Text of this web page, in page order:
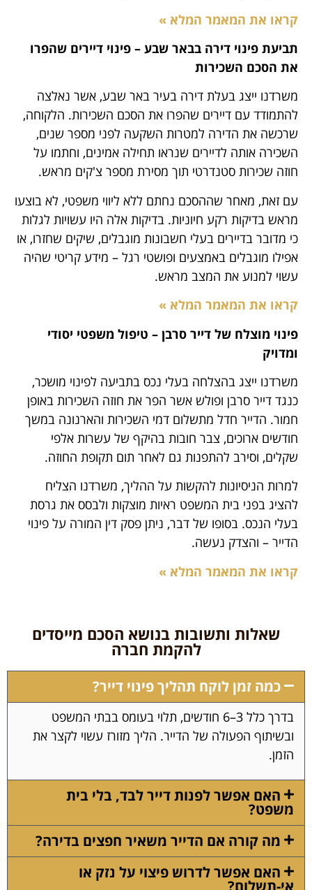
קראו את המאמר המלא »
תביעת פינוי דירה בבאר שבע – פינוי דיירים שהפרו
את הסכם השכירות
משרדנו ייצג בעלת דירה בעיר באר שבע, אשר נאלצה
להתמודד עם דיירים שהפרו את הסכם השכירות. הלקוחה,
שרכשה את הדירה למטרות השקעה לפני מספר שנים,
השכירה אותה לדיירים שנראו תחילה אמינים, וחתמו על
חוזה שכירות סטנדרטי תוך מסירת מספר צ'קים מראש.
עם זאת, מאחר שההסכם נחתם ללא ליווי משפטי, לא בוצעו
מראש בדיקות רקע חיוניות. בדיקות אלה היו עשויות לגלות
כי מדובר בדיירים בעלי חשבונות מוגבלים, שיקים שחזרו, או
אפילו מוגבלים באמצעים ופושטי רגל – מידע קריטי שהיה
עשוי למנוע את המצב מראש.
קראו את המאמר המלא »
פינוי מוצלח של דייר סרבן – טיפול משפטי יסודי
ומדויק
משרדנו ייצג בהצלחה בעלי נכס בתביעה לפינוי מושכר,
כנגד דייר סרבן ופולש אשר הפר את חוזה השכירות באופן
חמור. הדייר חדל מתשלום דמי השכירות והארנונה במשך
חודשים ארוכים, צבר חובות בהיקף של עשרות אלפי
שקלים, וסירב להתפנות גם לאחר תום תקופת החוזה.
למרות הניסיונות להקשות על ההליך, משרדנו הצליח
להציג בפני בית המשפט ראיות מוצקות ולבסס את גרסת
בעלי הנכס. בסופו של דבר, ניתן פסק דין המורה על פינוי
הדייר – והצדק נעשה.
קראו את המאמר המלא »
שאלות ותשובות בנושא הסכם מייסדים
להקמת חברה
כמה זמן לוקח תהליך פינוי דייר?
בדרך כלל 3–6 חודשים, תלוי בעומס בבתי המשפט
ובשיתוף הפעולה של הדייר. הליך מזורז עשוי לקצר את
הזמן.
האם אפשר לפנות דייר לבד, בלי בית
משפט?
מה קורה אם הדייר משאיר חפצים בדירה?
האם אפשר לדרוש פיצוי על נזק או
אי-תשלום?